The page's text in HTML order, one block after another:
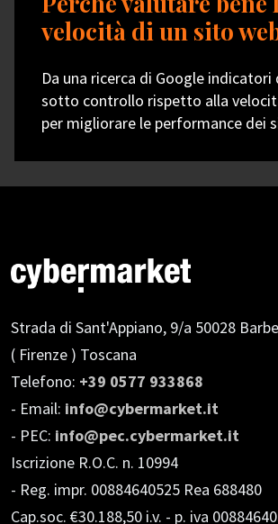
velocità di un sito
Da una ricerca di Google indicatori
sotto controllo rispetto alla
per migliorare le performance dei
Strada di Sant'Appiano, 9/a 50028
( Firenze ) Toscana
Telefono: +39 0577 933868
- Email: info@cybermarket.it
- PEC: info@pec.cybermarket.it
Iscrizione R.O.C. n. 10994
- Reg. impr. 00884640525 Rea 688480
Cap.soc. €30.188,50 i.v. - p. iva